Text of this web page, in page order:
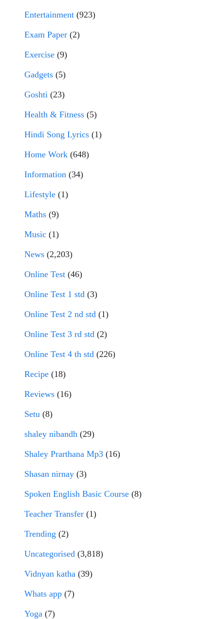
Entertainment (923)
Exam Paper (2)
Exercise (9)
Gadgets (5)
Goshti (23)
Health & Fitness (5)
Hindi Song Lyrics (1)
Home Work (648)
Information (34)
Lifestyle (1)
Maths (9)
Music (1)
News (2,203)
Online Test (46)
Online Test 1 std (3)
Online Test 2 nd std (1)
Online Test 3 rd std (2)
Online Test 4 th std (226)
Recipe (18)
Reviews (16)
Setu (8)
shaley nibandh (29)
Shaley Prarthana Mp3 (16)
Shasan nirnay (3)
Spoken English Basic Course (8)
Teacher Transfer (1)
Trending (2)
Uncategorised (3,818)
Vidnyan katha (39)
Whats app (7)
Yoga (7)